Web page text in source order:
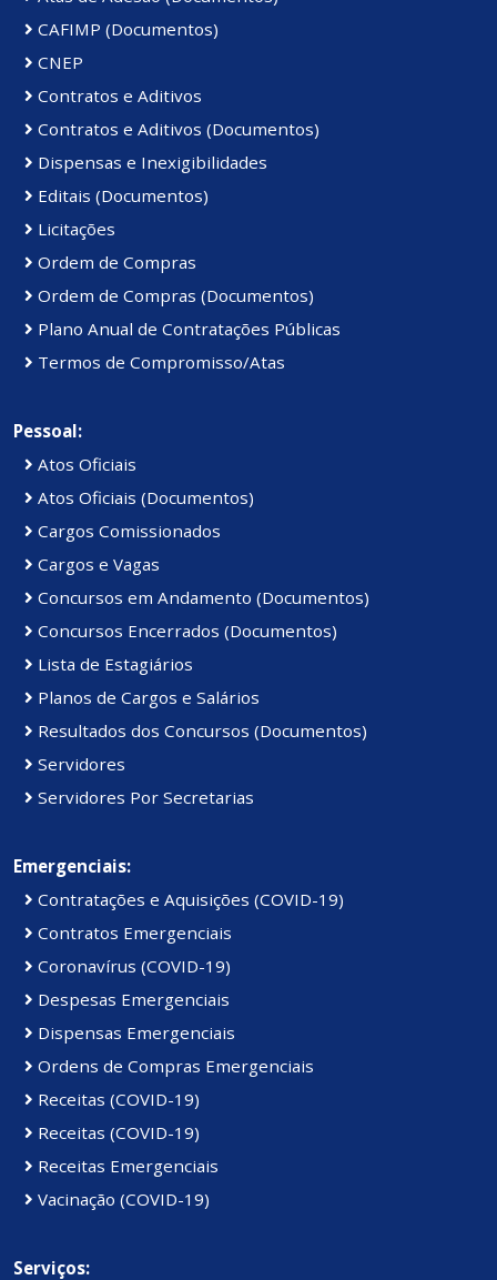
CAFIMP (Documentos)
CNEP
Contratos e Aditivos
Contratos e Aditivos (Documentos)
Dispensas e Inexigibilidades
Editais (Documentos)
Licitações
Ordem de Compras
Ordem de Compras (Documentos)
Plano Anual de Contratações Públicas
Termos de Compromisso/Atas
Pessoal:
Atos Oficiais
Atos Oficiais (Documentos)
Cargos Comissionados
Cargos e Vagas
Concursos em Andamento (Documentos)
Concursos Encerrados (Documentos)
Lista de Estagiários
Planos de Cargos e Salários
Resultados dos Concursos (Documentos)
Servidores
Servidores Por Secretarias
Emergenciais:
Contratações e Aquisições (COVID-19)
Contratos Emergenciais
Coronavírus (COVID-19)
Despesas Emergenciais
Dispensas Emergenciais
Ordens de Compras Emergenciais
Receitas (COVID-19)
Receitas (COVID-19)
Receitas Emergenciais
Vacinação (COVID-19)
Serviços: